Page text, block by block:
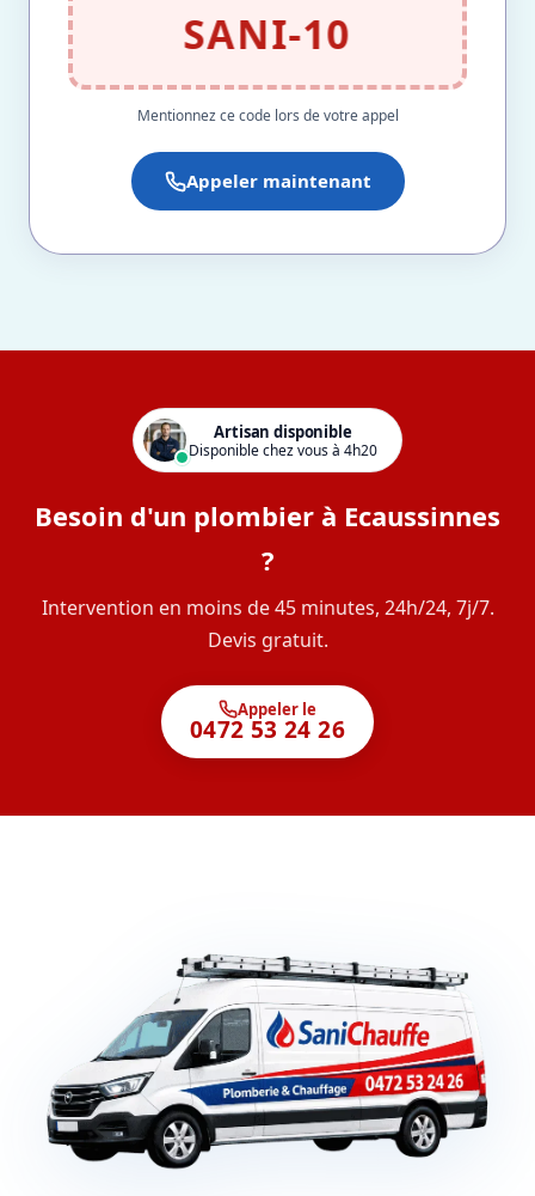
SANI-10
Mentionnez ce code lors de votre appel
Appeler maintenant
Artisan disponible
Disponible chez vous à 4h20
Besoin d'un plombier à Ecaussinnes
?
Intervention en moins de 45 minutes, 24h/24, 7j/7.
Devis gratuit.
Appeler le
0472 53 24 26